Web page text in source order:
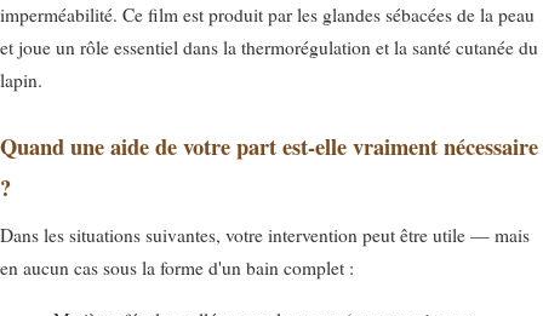
imperméabilité. Ce film est produit par les glandes sébacées de la peau
et joue un rôle essentiel dans la thermorégulation et la santé cutanée du
lapin.
Quand une aide de votre part est-elle vraiment nécessaire
?
Dans les situations suivantes, votre intervention peut être utile — mais
en aucun cas sous la forme d'un bain complet :